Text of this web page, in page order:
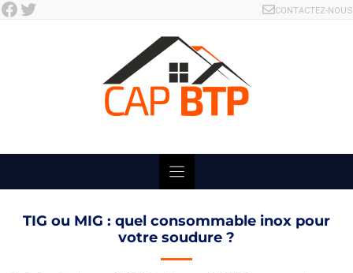
Skip
Facebook Twitter CONTACTEZ-NOUS
TIG ou MIG : quel consommable inox pour
votre soudure ?